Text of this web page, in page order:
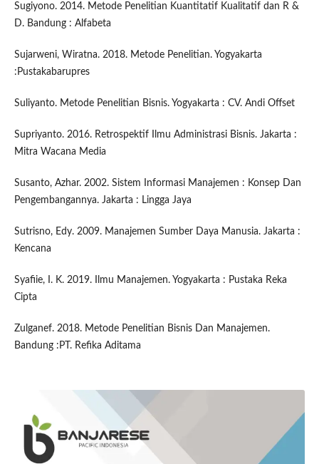
Sugiyono. 2014. Metode Penelitian Kuantitatif Kualitatif dan R &
D. Bandung : Alfabeta
Sujarweni, Wiratna. 2018. Metode Penelitian. Yogyakarta
:Pustakabarupres
Suliyanto. Metode Penelitian Bisnis. Yogyakarta : CV. Andi Offset
Supriyanto. 2016. Retrospektif Ilmu Administrasi Bisnis. Jakarta :
Mitra Wacana Media
Susanto, Azhar. 2002. Sistem Informasi Manajemen : Konsep Dan
Pengembangannya. Jakarta : Lingga Jaya
Sutrisno, Edy. 2009. Manajemen Sumber Daya Manusia. Jakarta :
Kencana
Syafiie, I. K. 2019. Ilmu Manajemen. Yogyakarta : Pustaka Reka
Cipta
Zulganef. 2018. Metode Penelitian Bisnis Dan Manajemen.
Bandung :PT. Refika Aditama